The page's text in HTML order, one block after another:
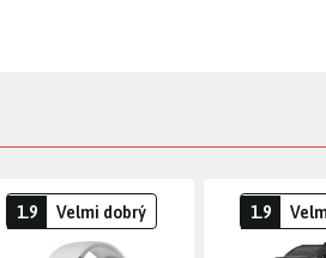
1.9 Velmi dobrý 1.9